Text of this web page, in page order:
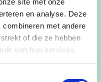
en analyse. Deze
met andere
of die ze hebben
van hun services.
op al deze